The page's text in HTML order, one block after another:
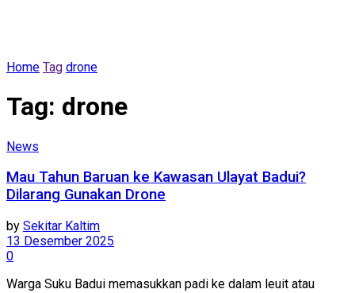
Home Tag drone
Tag: drone
News
Mau Tahun Baruan ke Kawasan Ulayat Badui?
Dilarang Gunakan Drone
by Sekitar Kaltim
13 Desember 2025
0
Warga Suku Badui memasukkan padi ke dalam leuit atau